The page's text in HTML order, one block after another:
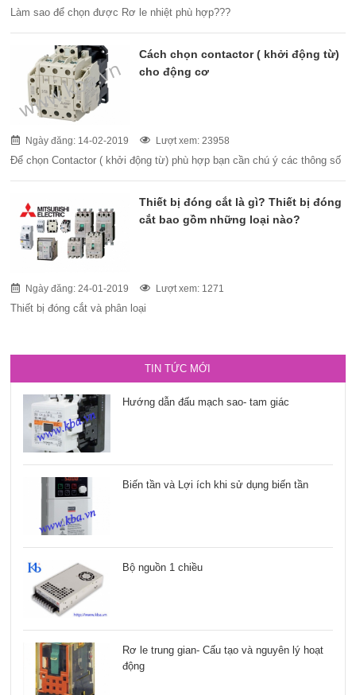
Làm sao để chọn được Rơ le nhiệt phù hợp???
Cách chọn contactor ( khởi động từ)
cho động cơ
Ngày đăng: 14-02-2019 Lượt xem: 23958
Để chọn Contactor ( khởi động từ) phù hợp bạn cần chú ý các thông số
Thiết bị đóng cắt là gì? Thiết bị đóng
cắt bao gồm những loại nào?
Ngày đăng: 24-01-2019 Lượt xem: 1271
Thiết bị đóng cắt và phân loại
TIN TỨC MỚI
Hướng dẫn đấu mạch sao- tam giác
Biến tần và Lợi ích khi sử dụng biến tần
Bộ nguồn 1 chiều
Rơ le trung gian- Cấu tạo và nguyên lý hoạt
động